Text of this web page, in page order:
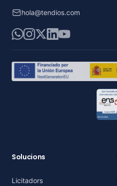
hola@tendios.com
WhatsApp
Instagram
X LinkedIn
YouTube
Solucions
Licitadors